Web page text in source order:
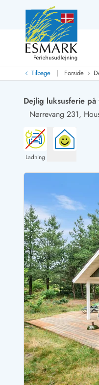
Last Minute
Last minute
Nyheder hos EsmarkMed
Nyrenoverede sommerhuse
Sommerhuse med
Sommerhuse tæt ved vandet
Nybyggede sommerhuse
Røgfrie/ikke-ryger
Sommerhuse med udsigt
Sommerhuse med spa
Sommerhuse med fredagsskift
Sommerhuse med plads til
Sommerhuse i Bjerregård
Sommerhuse i Årgab
Sommerhuse i Arrild
Sommerhuse i Bjerregård
Sommerhuse i Blåvand
Sommerhuse i Bork Havn
Sommerhuse i Fjand
Sommerhuse på Fanø
Sommerhuse i Grærup Strand
Sommerhuse i Haurvig
Tilbage | Forside
Dejlig luksusferie
Nørrevang 231,
Ladning